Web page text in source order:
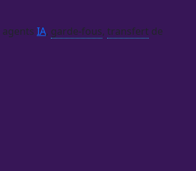
agents IA, garde-fous, transfert de